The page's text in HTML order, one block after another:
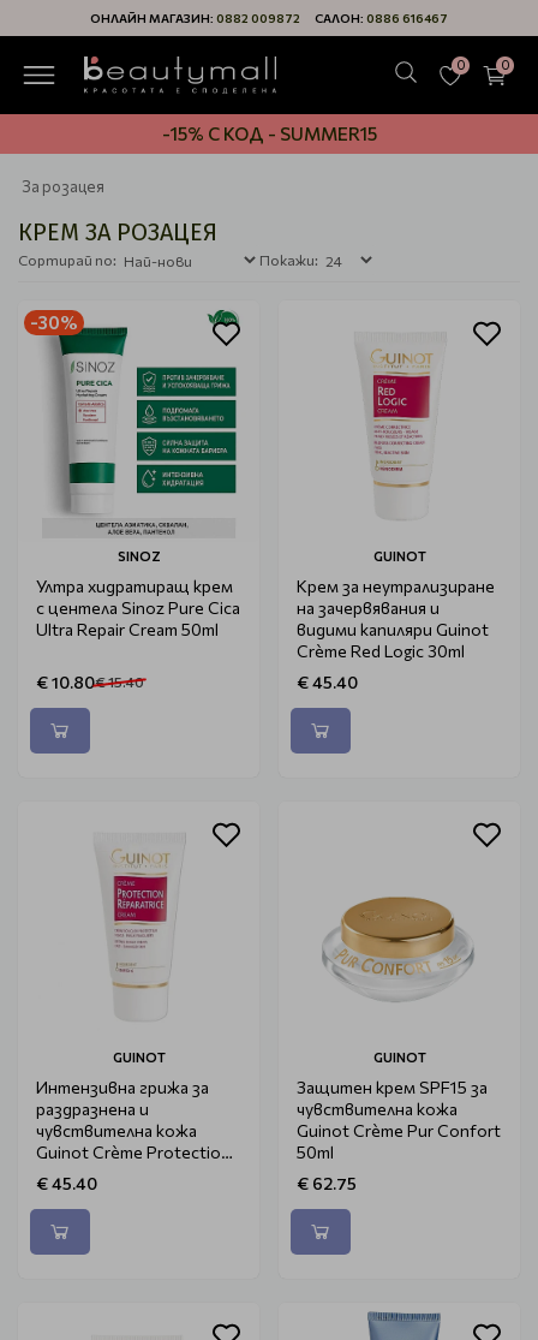
ОНЛАЙН МАГАЗИН: 0882 009872 САЛОН: 0886 616467
0 0
-15% С КОД - SUMMER15
За розацея
КРЕМ ЗА РОЗАЦЕЯ
Сортирай по: Покажи:
-30%
SINOZ
Ултра хидратиращ крем
с центела Sinoz Pure Cica
Ultra Repair Cream 50ml
€ 10.80€ 15.40
GUINOT
Крем за неутрализиране
на зачервявания и
видими капиляри Guinot
Crème Red Logic 30ml
€ 45.40
GUINOT
Интензивна грижа за
раздразнена и
чувствителна кожа
Guinot Crème Protection
Réparatrice 50ml
€ 45.40
GUINOT
Защитен крем SPF15 за
чувствителна кожа
Guinot Crème Pur Confort
50ml
€ 62.75